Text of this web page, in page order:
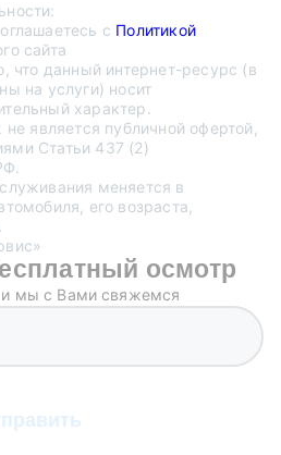
с Политикой
сайта
что данный интернет-ресурс (в
на услуги) носит
характер.
является публичной офертой,
Статьи 437 (2)
меняется в
его возраста,
осмотр
и мы с Вами свяжемся